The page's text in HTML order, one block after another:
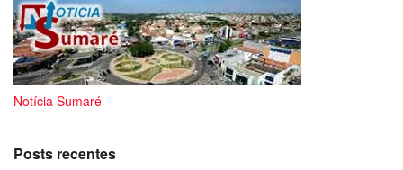
Notícia Sumaré
Posts recentes